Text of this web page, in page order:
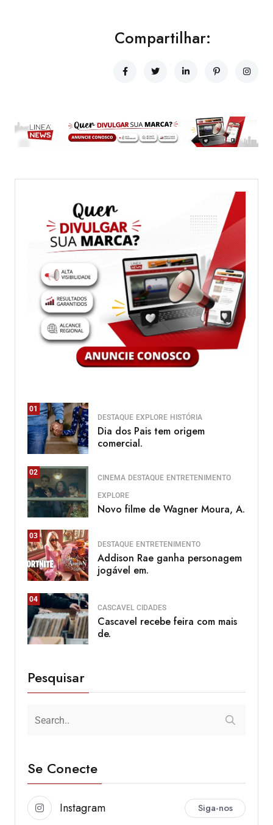
Compartilhar:
01
DESTAQUE EXPLORE HISTÓRIA
Dia dos Pais tem origem
comercial.
02
CINEMA DESTAQUE ENTRETENIMENTO
EXPLORE
Novo filme de Wagner Moura, A.
03
DESTAQUE ENTRETENIMENTO
Addison Rae ganha personagem
jogável em.
04
CASCAVEL CIDADES
Cascavel recebe feira com mais
de.
Pesquisar
Se Conecte
Instagram Siga-nos